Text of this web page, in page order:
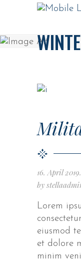
16. April 2019.
by
Lorem
eiusmod
et dolore
minim